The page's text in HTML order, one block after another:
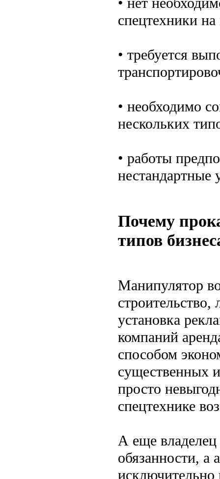
спецтехники
• требуется
• необходимо
нескольких
• работы
нестандартные
Почему
типов
Манипулятор
строительство,
установка
компаний
способом
существенных
просто
спецтехнике
А еще владелец
обязанности, а
исключительно